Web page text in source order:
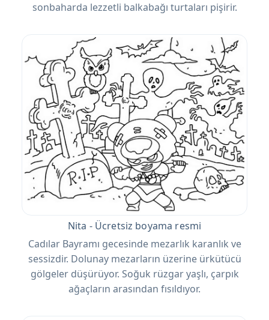
sonbaharda lezzetli balkabağı turtaları pişirir.
Nita - Ücretsiz boyama resmi
Cadılar Bayramı gecesinde mezarlık karanlık ve
sessizdir. Dolunay mezarların üzerine ürkütücü
gölgeler düşürüyor. Soğuk rüzgar yaşlı, çarpık
ağaçların arasından fısıldıyor.